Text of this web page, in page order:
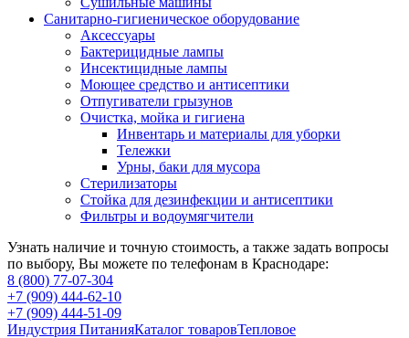
Санитарно-гигиеническое оборудование
Аксессуары
Бактерицидные лампы
Инсектицидные лампы
Моющее средство и антисептики
Отпугиватели грызунов
Очистка, мойка и гигиена
Инвентарь и материалы для уборки
Тележки
Урны, баки для мусора
Стерилизаторы
Стойка для дезинфекции и антисептики
Фильтры и водоумягчители
Узнать наличие и точную стоимость, а также задать вопросы
по выбору, Вы можете по телефонам в Краснодаре:
8 (800) 77-07-304
+7 (909) 444-62-10
+7 (909) 444-51-09
Индустрия ПитанияКаталог товаровТепловое